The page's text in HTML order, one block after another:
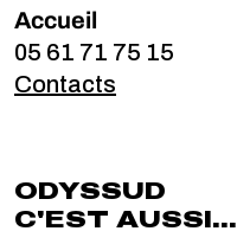
Accueil
05 61 71 75 15
Contacts
ODYSSUD
C'EST AUSSI...